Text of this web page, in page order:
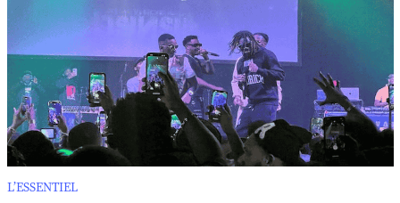
L’ESSENTIEL